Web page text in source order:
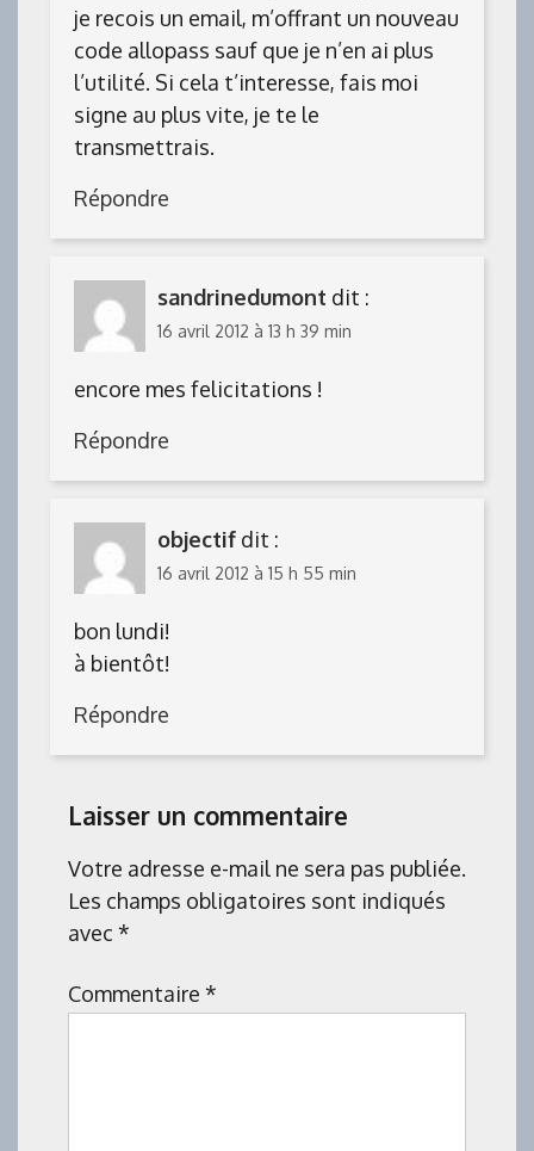
je recois un email, m’offrant un nouveau
code allopass sauf que je n’en ai plus
l’utilité. Si cela t’interesse, fais moi
signe au plus vite, je te le
transmettrais.
Répondre
sandrinedumont dit :
16 avril 2012 à 13 h 39 min
encore mes felicitations !
Répondre
objectif dit :
16 avril 2012 à 15 h 55 min
bon lundi!
à bientôt!
Répondre
Laisser un commentaire
Votre adresse e-mail ne sera pas publiée.
Les champs obligatoires sont indiqués
avec *
Commentaire *